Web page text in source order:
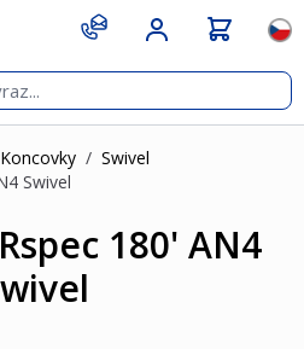
Koncovky / Swivel
Swivel
180' AN4